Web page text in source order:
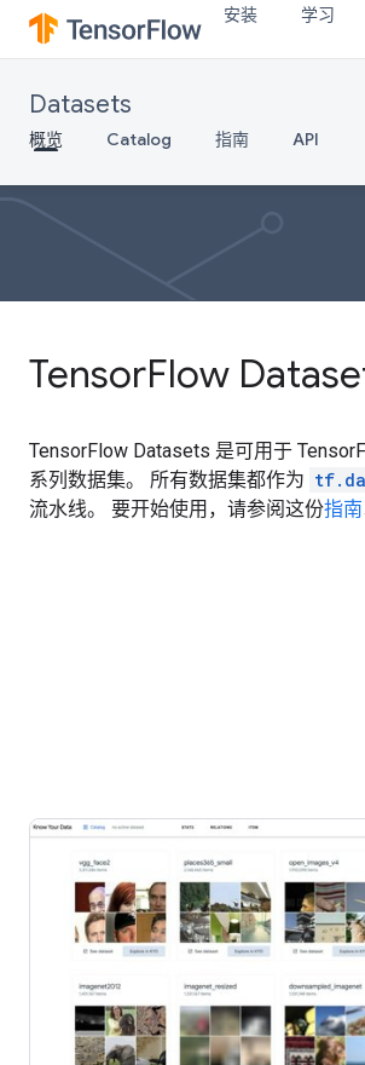
安装 学习
Datasets
概览 Catalog 指南 API
TensorFlow
TensorFlow Datasets 是可用于
系列数据集。 所有数据集都作为
流水线。 要开始使用，请参阅这份指南